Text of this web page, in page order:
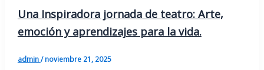
Una Inspiradora jornada de teatro: Arte,
emoción y aprendizajes para la vida.
admin/noviembre 21, 2025